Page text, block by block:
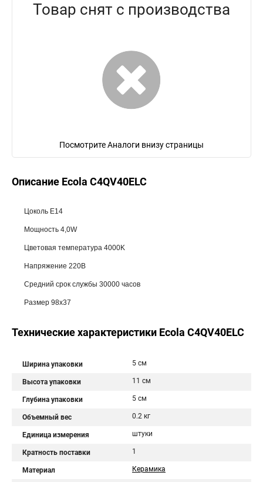
Товар снят с производства
Посмотрите Аналоги внизу страницы
Описание Ecola C4QV40ELC
Цоколь E14
Мощность 4,0W
Цветовая температура 4000K
Напряжение 220В
Средний срок службы 30000 часов
Размер 98х37
Технические характеристики Ecola C4QV40ELC
Ширина упаковки 5 см
Высота упаковки 11 см
Глубина упаковки 5 см
Объемный вес 0.2 кг
Единица измерения штуки
Кратность поставки 1
Материал Керамика